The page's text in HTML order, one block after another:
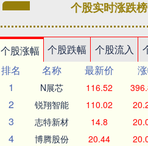
个股实时涨跌榜
个股涨幅 个股跌幅 个股流入
排名
名称 最新价
1
N展芯 116.52
2 锐翔智能 110.02
3 志特新材 14.8
4 博腾股份 20.44